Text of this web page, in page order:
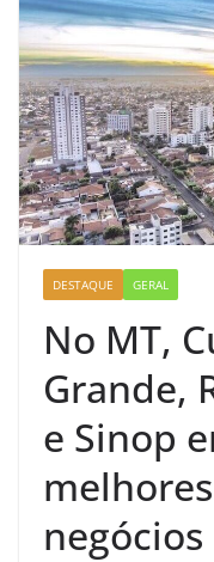
DESTAQUE GERAL
No MT,
Grande,
e Sinop